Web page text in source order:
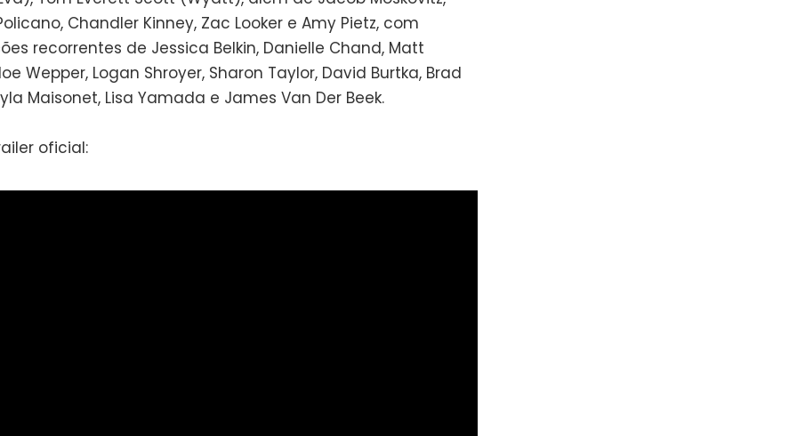
Chandler Kinney, Zac Looker e Amy Pietz, com
recorrentes de Jessica Belkin, Danielle Chand, Matt
Wepper, Logan Shroyer, Sharon Taylor, David Burtka, Brad
Maisonet, Lisa Yamada e James Van Der Beek.
oficial: